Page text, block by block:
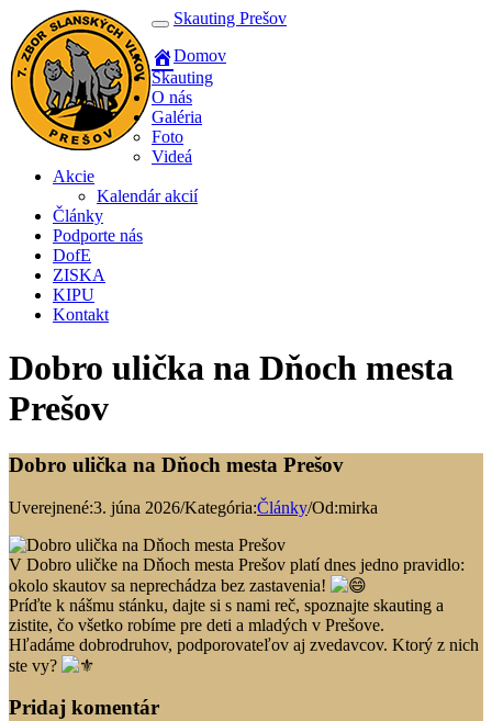
Skauting Prešov
Domov
Skauting
O nás
Galéria
Foto
Videá
Akcie
Kalendár akcií
Články
Podporte nás
DofE
ZISKA
KIPU
Kontakt
Dobro ulička na Dňoch mesta
Prešov
Dobro ulička na Dňoch mesta Prešov
Uverejnené:3. júna 2026/Kategória:Články/Od:mirka
V Dobro uličke na Dňoch mesta Prešov platí dnes jedno pravidlo:
okolo skautov sa neprechádza bez zastavenia!
Príďte k nášmu stánku, dajte si s nami reč, spoznajte skauting a
zistite, čo všetko robíme pre deti a mladých v Prešove.
Hľadáme dobrodruhov, podporovateľov aj zvedavcov. Ktorý z nich
ste vy?
Pridaj komentár